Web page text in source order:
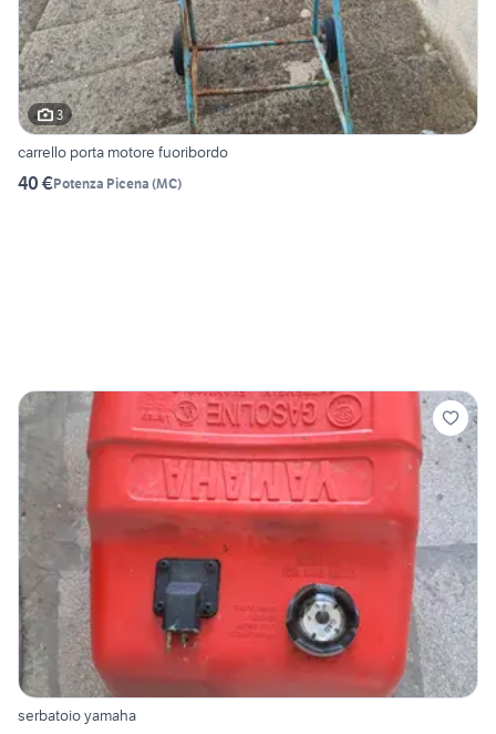
3
carrello porta motore fuoribordo
40 €Potenza Picena (MC)
serbatoio yamaha